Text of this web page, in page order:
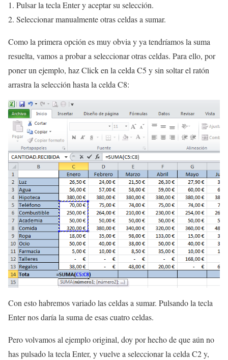
Pulsar la tecla Enter y aceptar su selección.
Seleccionar manualmente otras celdas a sumar.
Como la primera opción es muy obvia y ya tendríamos la suma
resuelta, vamos a probar a seleccionar otras celdas. Para ello, por
poner un ejemplo, haz Click en la celda C5 y sin soltar el ratón
arrastra la selección hasta la celda C8:
Con esto habremos variado las celdas a sumar. Pulsando la tecla
Enter nos daría la suma de esas cuatro celdas.
Pero volvamos al ejemplo original, doy por hecho de que aún no
has pulsado la tecla Enter, y vuelve a seleccionar la celda C2 y,